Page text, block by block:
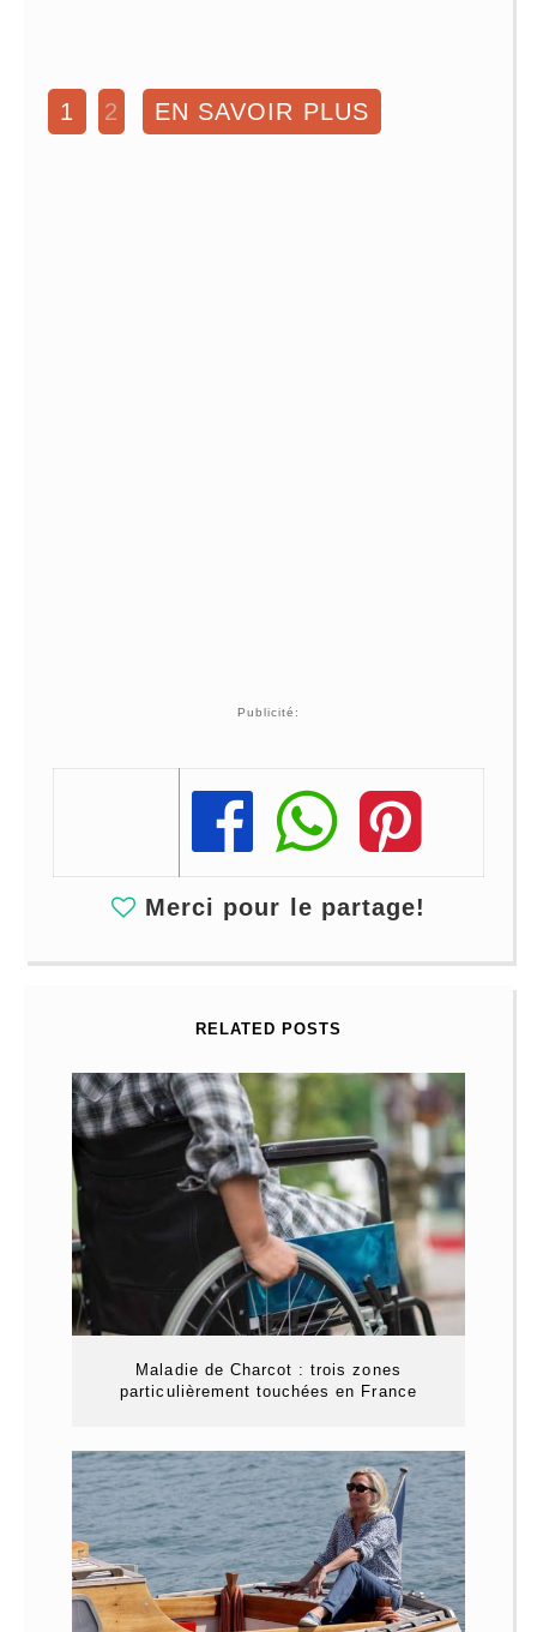
1 2 EN SAVOIR PLUS
Publicité:
Share
Share
Share
Merci pour le partage!
RELATED POSTS
Maladie de Charcot : trois zones
particulièrement touchées en France